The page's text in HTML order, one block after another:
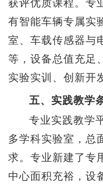
获评优质课程。专
有智能车辆专属实
室、车载传感器与
等，设备总值充足
实验实训、创新开
五、实践教学
专业实践教学
多学科实验室，总
求。专业新建了专
中心面积充裕，设